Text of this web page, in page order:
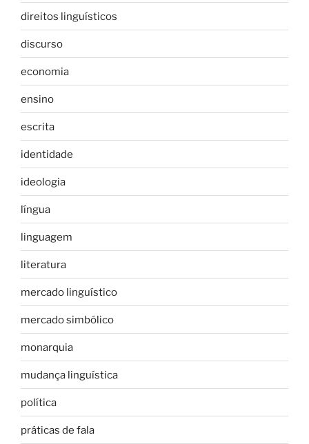
direitos linguísticos
discurso
economia
ensino
escrita
identidade
ideologia
língua
linguagem
literatura
mercado linguístico
mercado simbólico
monarquia
mudança linguística
política
práticas de fala